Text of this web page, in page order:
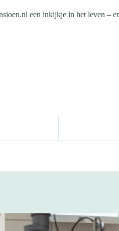
een inkijkje in het leven